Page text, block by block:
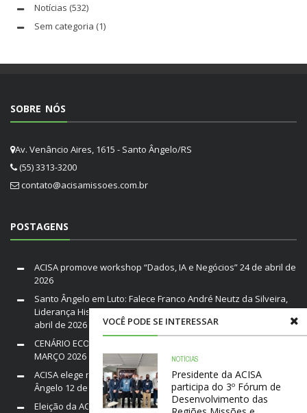
VOCÊ PODE SE INTERESSAR
NOTÍCIAS
Presidente da ACISA
participa do 3º Fórum de
Desenvolvimento das
Notícias (532)
Sem categoria (1)
SOBRE NÓS
Av. Venâncio Aires, 1615 - Santo Ângelo/RS
(55) 3313-3200
contato@acisamissoes.com.br
POSTAGENS
ACISA promove workshop “Dados, IA e Negócios”24 de abril de
2026
Santo Ângelo em Luto: Falece Franco André Neutz da Silveira,
Liderança Histórica da ACISA e Fenamilho Internacional20 de
abril de 2026
CENÁRIO ECONÔMICO DO BRASIL E RIO GRANDE DO SUL /
MARÇO 2026
19 de março de 2026
ACISA elege nova diretoria para a gestão 2026–2028 em Santo
Ângelo 12 de março de 2026
Eleição da ACISA Gestão 2026/28 será nesta quarta-feira